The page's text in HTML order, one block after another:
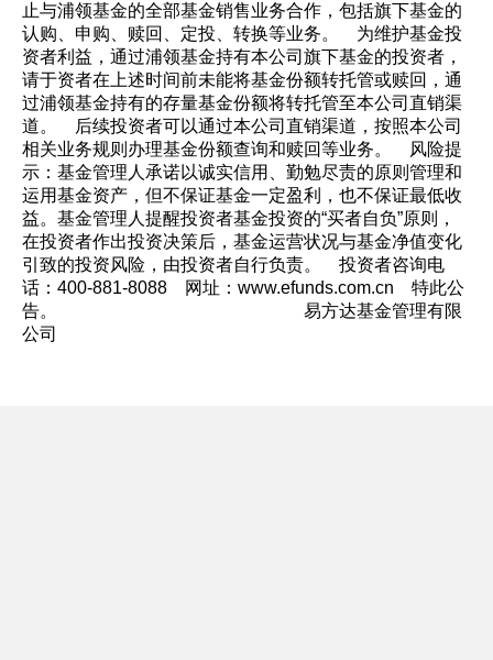
止与浦领基金的全部基金销售业务合作，包括旗下基金的
认购、申购、赎回、定投、转换等业务。 为维护基金投
资者利益，通过浦领基金持有本公司旗下基金的投资者，
请于资者在上述时间前未能将基金份额转托管或赎回，通
过浦领基金持有的存量基金份额将转托管至本公司直销渠
道。 后续投资者可以通过本公司直销渠道，按照本公司
相关业务规则办理基金份额查询和赎回等业务。 风险提
示：基金管理人承诺以诚实信用、勤勉尽责的原则管理和
运用基金资产，但不保证基金一定盈利，也不保证最低收
益。基金管理人提醒投资者基金投资的“买者自负”原则，
在投资者作出投资决策后，基金运营状况与基金净值变化
引致的投资风险，由投资者自行负责。 投资者咨询电
话：400-881-8088 网址：www.efunds.com.cn 特此公
告。 易方达基金管理有限
公司